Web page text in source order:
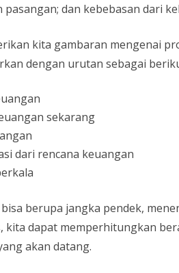
dan kebebasan dari
kita gambaran mengenai
dengan urutan sebagai
sekarang
dari rencana keuangan
berupa jangka pendek,
kita dapat memperhitungkan
akan datang.